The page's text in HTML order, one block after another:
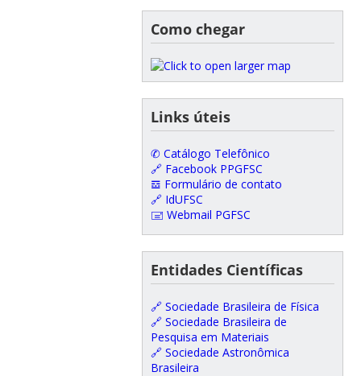
Como chegar
Links úteis
✆ Catálogo Telefônico
🔗 Facebook PPGFSC
𝌕 Formulário de contato
🔗 IdUFSC
🖃 Webmail PGFSC
Entidades Científicas
🔗 Sociedade Brasileira de Física
🔗 Sociedade Brasileira de
Pesquisa em Materiais
🔗 Sociedade Astronômica
Brasileira